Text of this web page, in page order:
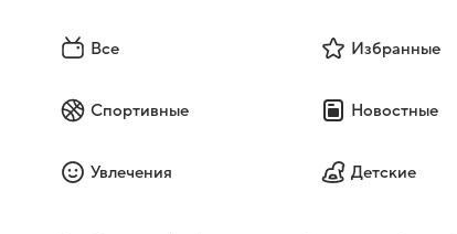
Все Избранные
Спортивные Новостные
Увлечения Детские